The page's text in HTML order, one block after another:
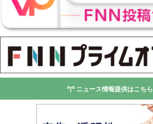
ニュース情報提供はこちら